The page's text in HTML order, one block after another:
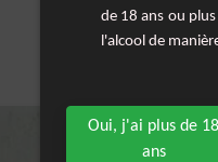
de 18 ans ou
l'alcool de
Oui, j'ai plus de 18
ans